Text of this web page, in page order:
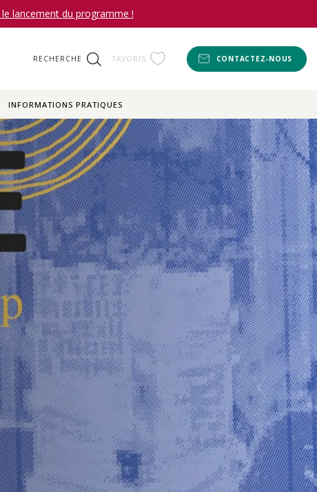
lancement du programme !
RECHERCHE FAVORIS CONTACTEZ-NOUS
INFORMATIONS PRATIQUES